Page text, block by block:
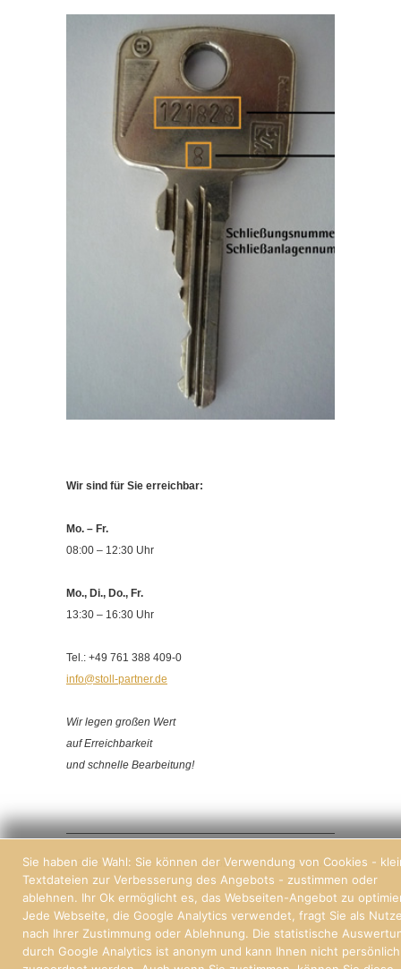
Wir sind für Sie erreichbar:
Mo. – Fr.
08:00 – 12:30 Uhr
Mo., Di., Do., Fr.
13:30 – 16:30 Uhr
Tel.: +49 761 388 409-0
info@stoll-partner.de
Wir legen großen Wert
auf Erreichbarkeit
und schnelle Bearbeitung!
© 2026 | Stoll und Partner, Immobilien und Hausverwaltung Freiburg
Sie haben die Wahl: Sie können der Verwendung von Cookies -
Textdateien zur Verbesserung des Angebots - zustimmen oder
ablehnen. Ihr Ok ermöglicht es, das Webseiten-Angebot zu
Jede Webseite, die Google Analytics verwendet, fragt Sie als
nach Ihrer Zustimmung oder Ablehnung. Die statistische
durch Google Analytics ist anonym und kann Ihnen nicht persönlich